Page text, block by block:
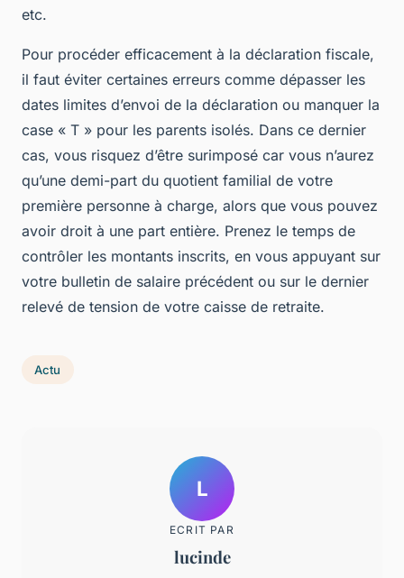
etc.
Pour procéder efficacement à la déclaration fiscale,
il faut éviter certaines erreurs comme dépasser les
dates limites d’envoi de la déclaration ou manquer la
case « T » pour les parents isolés. Dans ce dernier
cas, vous risquez d’être surimposé car vous n’aurez
qu’une demi-part du quotient familial de votre
première personne à charge, alors que vous pouvez
avoir droit à une part entière. Prenez le temps de
contrôler les montants inscrits, en vous appuyant sur
votre bulletin de salaire précédent ou sur le dernier
relevé de tension de votre caisse de retraite.
Actu
L
ECRIT PAR
lucinde